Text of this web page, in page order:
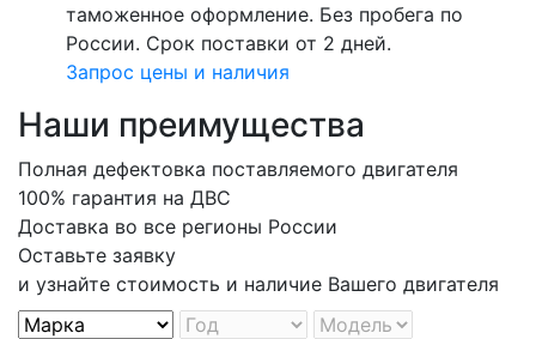
таможенное оформление. Без пробега по
России. Срок поставки от 2 дней.
Запрос цены и наличия
Наши преимущества
Полная дефектовка поставляемого двигателя
100% гарантия на ДВС
Доставка во все регионы России
Оставьте заявку
и узнайте стоимость и наличие Вашего двигателя